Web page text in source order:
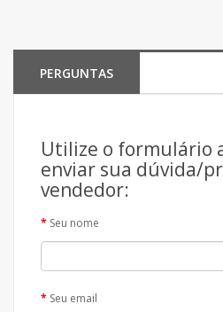
PERGUNTAS
Utilize o formulário
enviar sua dúvida/
vendedor:
Seu nome
Seu email